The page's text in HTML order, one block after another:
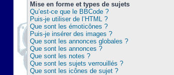
Mise en forme et types de sujets
Qu’est-ce que le BBCode ?
Puis-je utiliser de l’HTML ?
Que sont les émoticônes ?
Puis-je insérer des images ?
Que sont les annonces globales ?
Que sont les annonces ?
Que sont les notes ?
Que sont les sujets verrouillés ?
Que sont les icônes de sujet ?